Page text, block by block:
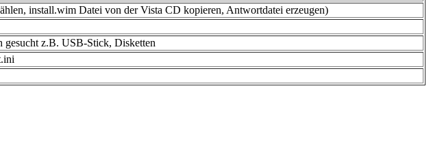
install.wim Datei von der Vista CD kopieren, Antwortdatei erzeugen)
gesucht z.B. USB-Stick, Disketten